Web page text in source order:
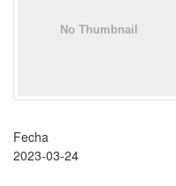
Fecha
2023-03-24